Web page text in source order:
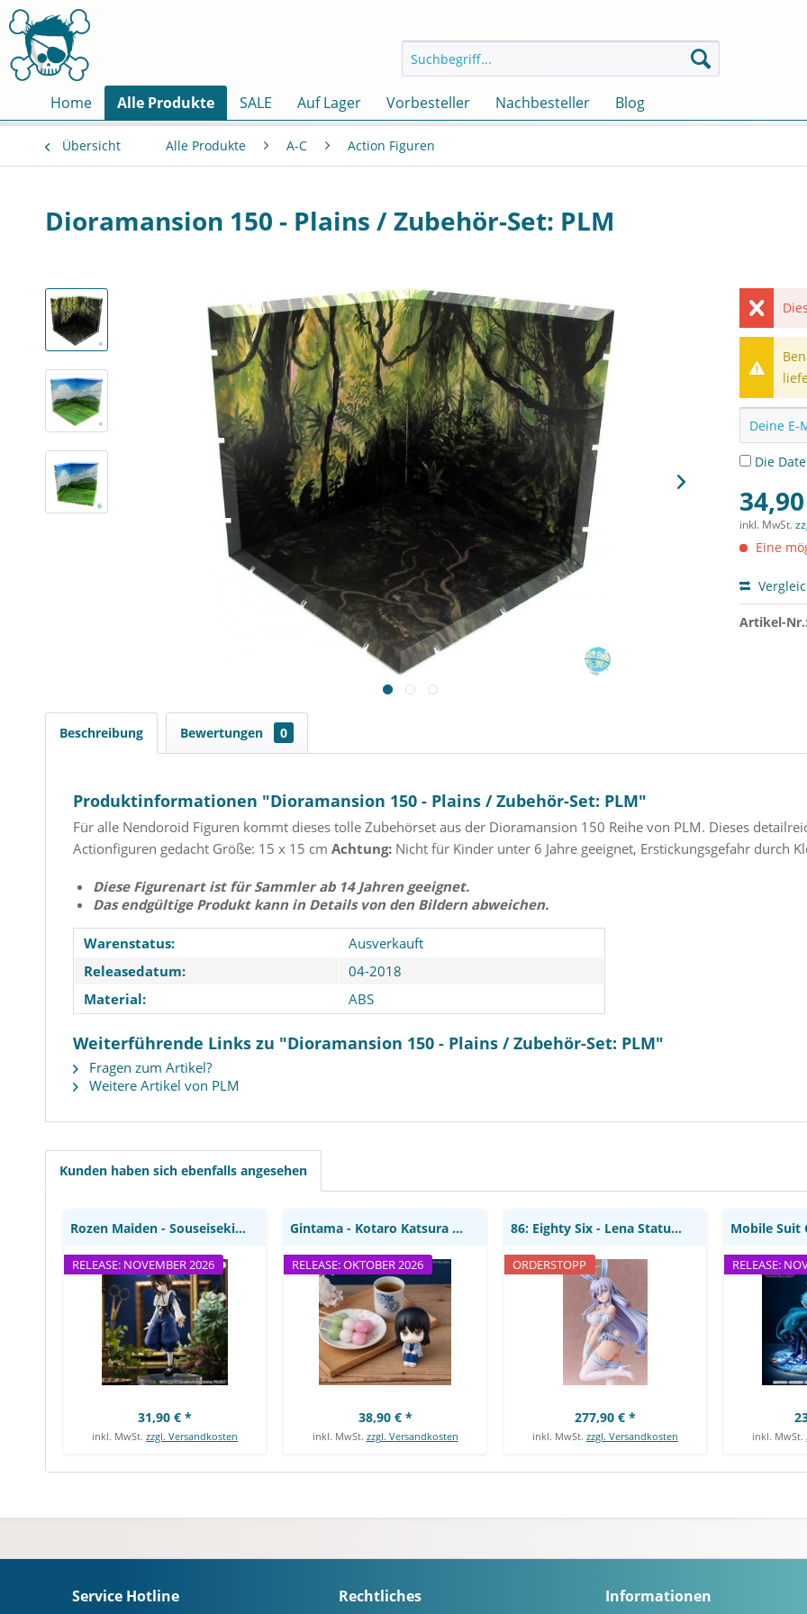
Home Alle Produkte SALE Auf Lager Vorbesteller Nachbesteller Blog
Übersicht Alle Produkte A-C Action Figuren
Dioramansion 150 - Plains / Zubehör-Set: PLM
Die
inkl. MwSt.
Eine
Artikel-Nr.:
Beschreibung Bewertungen 0
Produktinformationen "Dioramansion 150 - Plains / Zubehör-Set: PLM"
Für alle Nendoroid Figuren kommt dieses tolle Zubehörset aus der Dioramansion 150 Reihe von PLM. Dieses
Actionfiguren gedacht Größe: 15 x 15 cm Achtung: Nicht für Kinder unter 6 Jahre geeignet, Erstickungsgefahr durch
Diese Figurenart ist für Sammler ab 14 Jahren geeignet.
Das endgültige Produkt kann in Details von den Bildern abweichen.
Warenstatus:
Ausverkauft
Releasedatum:
04-2018
Material:
ABS
Weiterführende Links zu "Dioramansion 150 - Plains / Zubehör-Set: PLM"
Fragen zum Artikel?
Weitere Artikel von PLM
Kunden haben sich ebenfalls angesehen
Rozen Maiden - Souseiseki
RELEASE: NOVEMBER 2026
Rozen Maiden - Souseiseki Statue / Trio-Try-iT:...
31,90 € *
inkl. MwSt.zzgl. Versandkosten
RELEASE: OKTOBER 2026
Gintama - Kotaro Katsura Statue / Look Up:...
38,90 € *
inkl. MwSt. zzgl. Versandkosten
ORDERSTOPP
86: Eighty Six - Lena Statue / Bunny Version:...
277,90 € *
inkl. MwSt. zzgl. Versandkosten
RELEASE:
inkl. MwSt.
Service Hotline Rechtliches Informationen